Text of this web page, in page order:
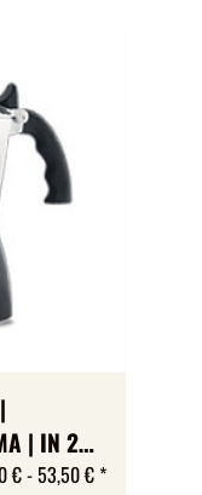
| IN 2
€ -53,50 € *